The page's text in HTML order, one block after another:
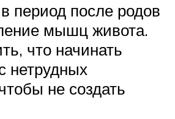
период после родов
мышц живота.
что начинать
нетрудных
не создать